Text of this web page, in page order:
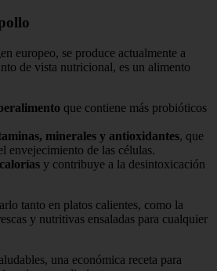
europeo, se produce actualmente a
de vista nutricional, es un alimento
que contiene más probióticos
minerales y antioxidantes, que
envejecimiento de las células.
y contribuye a la desintoxicación
tanto en platos calientes, como la
y nutritivas ensaladas para cualquier